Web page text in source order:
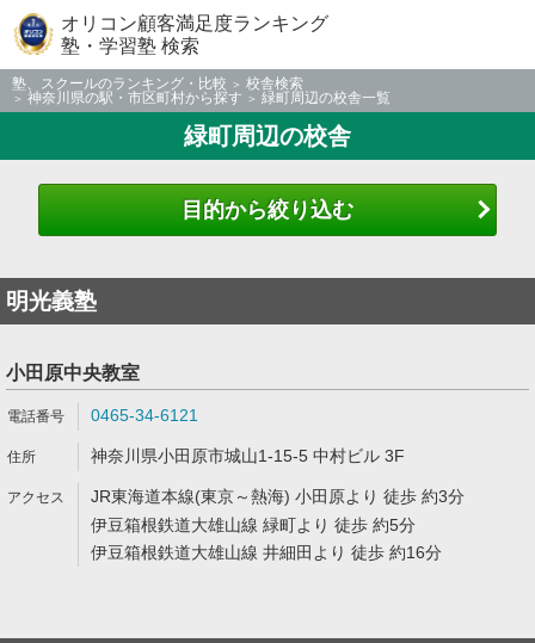
オリコン顧客満足度ランキング
塾・学習塾 検索
塾、スクールのランキング・比較
校舎検索
神奈川県の駅・市区町村から探す
緑町周辺の校舎一覧
緑町周辺の校舎
目的から絞り込む
明光義塾
小田原中央教室
0465-34-6121
神奈川県小田原市城山1-15-5 中村ビル 3F
JR東海道本線(東京～熱海) 小田原より 徒歩 約3分
伊豆箱根鉄道大雄山線 緑町より 徒歩 約5分
伊豆箱根鉄道大雄山線 井細田より 徒歩 約16分